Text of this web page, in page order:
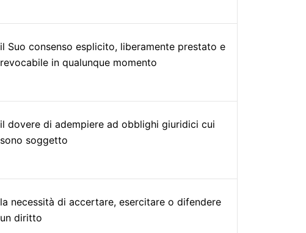
il Suo consenso esplicito, liberamente prestato e
revocabile in qualunque momento
il dovere di adempiere ad obblighi giuridici cui
sono soggetto
la necessità di accertare, esercitare o difendere
un diritto